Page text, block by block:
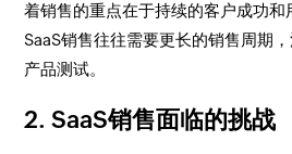
着销售的重点在于持续的客户成功和
SaaS销售往往需要更长的销售周期
产品测试。
2. SaaS销售面临的挑战